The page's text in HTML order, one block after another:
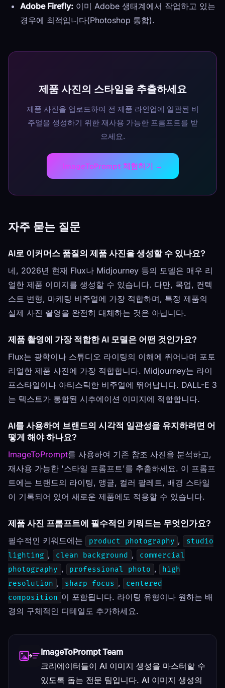
Adobe Firefly: 이미 Adobe 생태계에서 작업하고 있는
경우에 최적입니다(Photoshop 통합).
제품 사진의 스타일을 추출하세요
제품 사진을 업로드하여 전 제품 라인업에 일관된 비
주얼을 생성하기 위한 재사용 가능한 프롬프트를 받
으세요.
ImageToPrompt 체험하기 →
자주 묻는 질문
AI로 이커머스 품질의 제품 사진을 생성할 수 있나요?
네, 2026년 현재 Flux나 Midjourney 등의 모델은 매우 리
얼한 제품 이미지를 생성할 수 있습니다. 다만, 목업, 컨텍
스트 변형, 마케팅 비주얼에 가장 적합하며, 특정 제품의
실제 사진 촬영을 완전히 대체하는 것은 아닙니다.
제품 촬영에 가장 적합한 AI 모델은 어떤 것인가요?
Flux는 광학이나 스튜디오 라이팅의 이해에 뛰어나며 포토
리얼한 제품 사진에 가장 적합합니다. Midjourney는 라이
프스타일이나 아티스틱한 비주얼에 뛰어납니다. DALL-E 3
는 텍스트가 통합된 시추에이션 이미지에 적합합니다.
AI를 사용하여 브랜드의 시각적 일관성을 유지하려면 어
떻게 해야 하나요?
ImageToPrompt를 사용하여 기존 참조 사진을 분석하고,
재사용 가능한 '스타일 프롬프트'를 추출하세요. 이 프롬프
트에는 브랜드의 라이팅, 앵글, 컬러 팔레트, 배경 스타일
이 기록되어 있어 새로운 제품에도 적용할 수 있습니다.
제품 사진 프롬프트에 필수적인 키워드는 무엇인가요?
필수적인 키워드에는 product photography ,
studio
lighting , clean background ,
commercial
photography , professional photo ,
high
resolution , sharp focus ,
centered
composition 이 포함됩니다. 라이팅 유형이나 원하는 배
경의 구체적인 디테일도 추가하세요.
ImageToPrompt Team
크리에이터들이 AI 이미지 생성을 마스터할 수
있도록 돕는 전문 팀입니다. AI 이미지 생성의